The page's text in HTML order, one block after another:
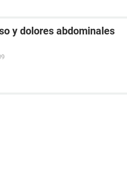
y dolores abdominales